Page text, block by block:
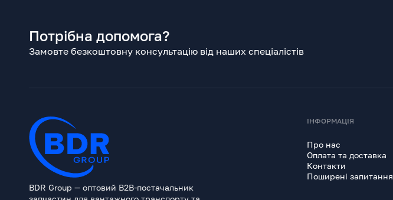
Потрібна допомога?
Замовте безкоштовну консультацію від наших спеціалістів
BDR Group — оптовий B2B-постачальник
ІНФОРМАЦІЯ
Про нас
Оплата та доставка
Контакти
Поширені запитання